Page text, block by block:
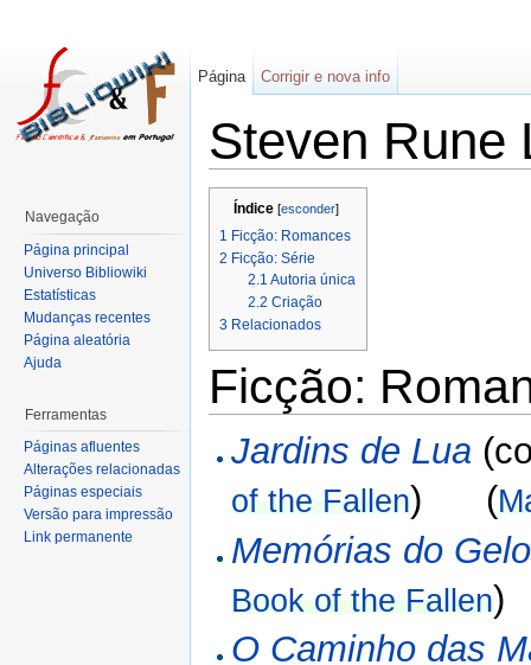
Steven Rune
Índice [esconder]
1 Ficção: Romances
2 Ficção: Série
2.1 Autoria única
2.2 Criação
3 Relacionados
Ficção:
Jardins de Lua
of the Fallen) (
Memórias do Gelo
Book of the Fallen
O Caminho das
Página Corrigir e nova info
Navegação
Página principal
Universo Bibliowiki
Estatísticas
Mudanças recentes
Página aleatória
Ajuda
Ferramentas
Páginas afluentes
Alterações relacionadas
Páginas especiais
Versão para impressão
Link permanente